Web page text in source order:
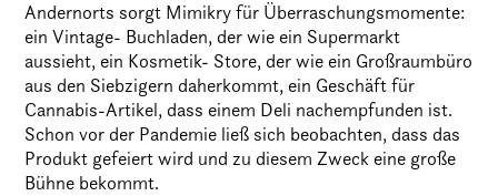
Andernorts sorgt Mimikry für Überraschungsmomente:
ein Vintage- Buchladen, der wie ein Supermarkt
aussieht, ein Kosmetik- Store, der wie ein Großraumbüro
aus den Siebzigern daherkommt, ein Geschäft für
Cannabis-Artikel, dass einem Deli nachempfunden ist.
Schon vor der Pandemie ließ sich beobachten, dass das
Produkt gefeiert wird und zu diesem Zweck eine große
Bühne bekommt.